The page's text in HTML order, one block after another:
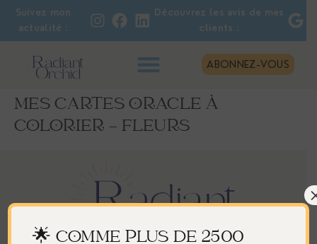
Suivez mon
actualité :
Découvrez les avis de mes
clients :
ABONNEZ-VOUS
MES CARTES ORACLE À
COLORIER – FLEURS
🌟 COMME PLUS DE 2500